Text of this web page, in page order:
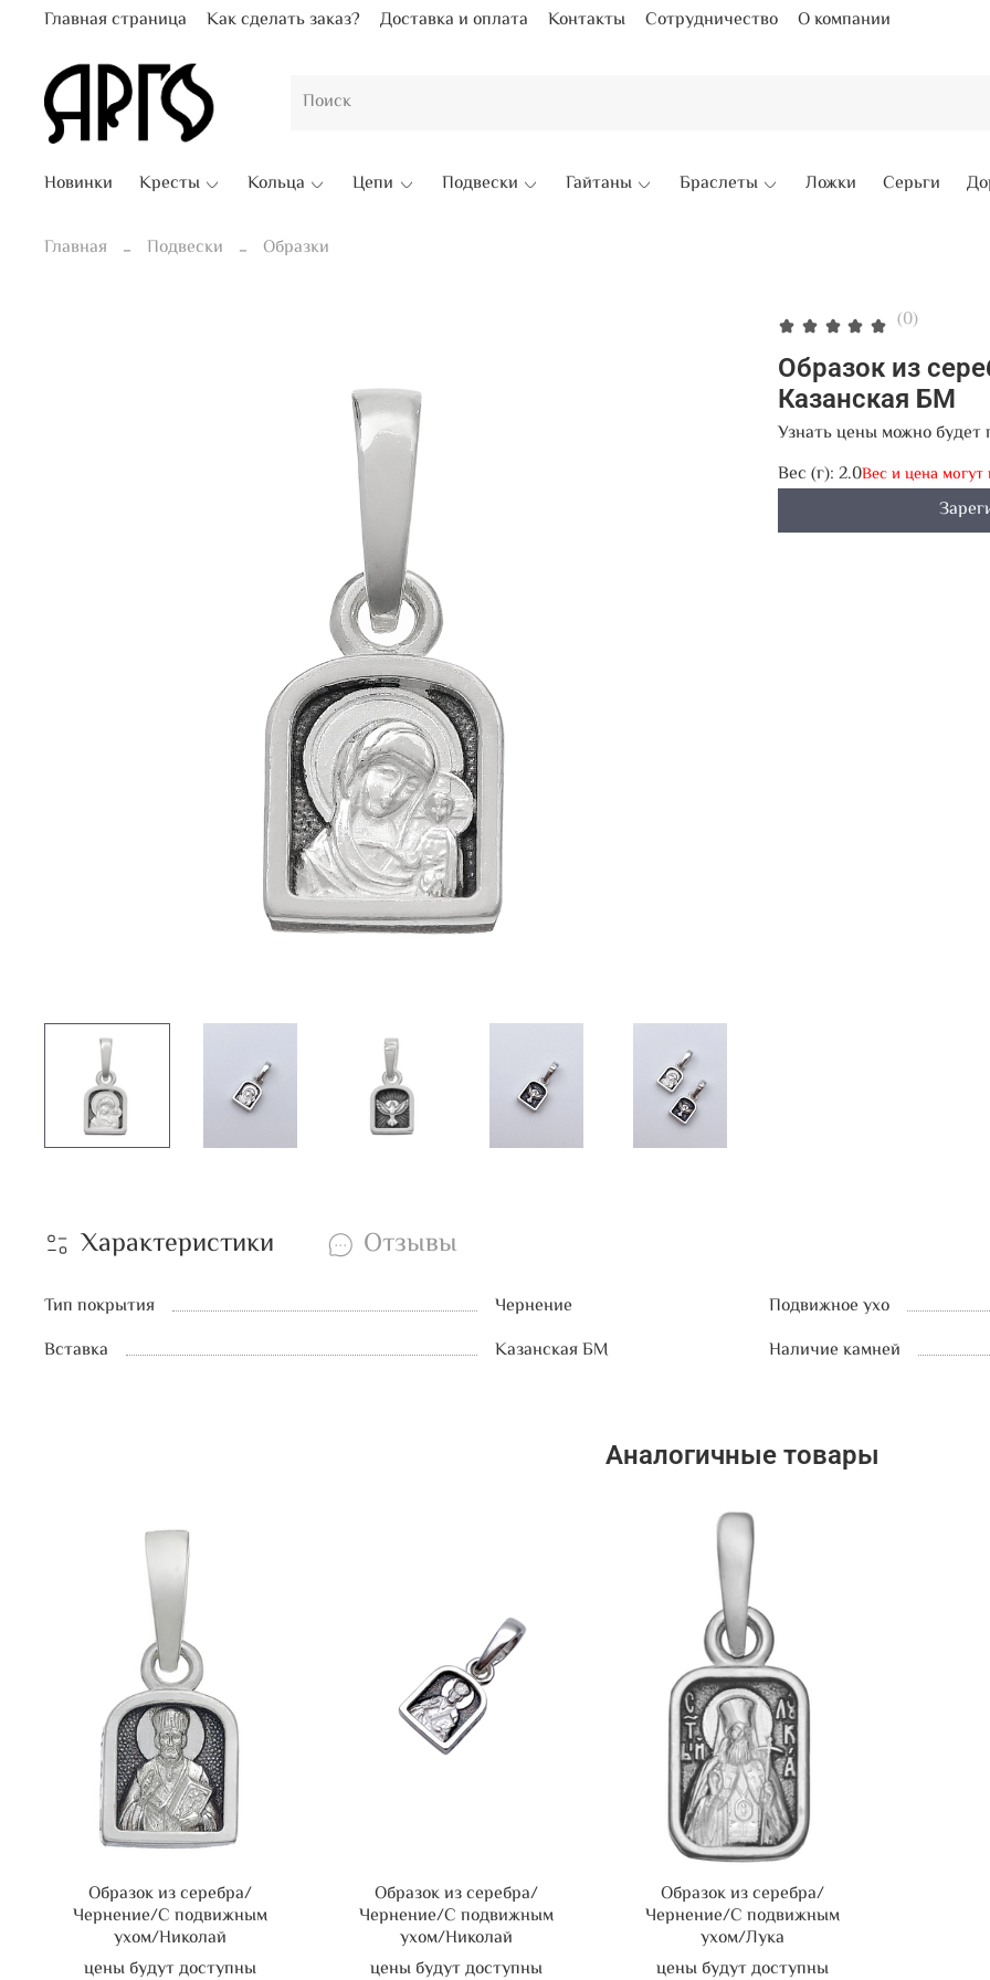
Главная страница Как сделать заказ? Доставка и оплата Контакты Сотрудничество О компании
Новинки Кресты Кольца Цепи Подвески Гайтаны Браслеты Ложки Серьги
Главная Подвески Образки
(0)
Образок из
Казанская БМ
Узнать цены можно будет
Вес (г): 2.0Вес и цена могут
Характеристики Отзывы
Тип покрытия Чернение Подвижное ухо
Вставка
Казанская БМ Наличие камней
Аналогичные товары
Образок из серебра/
Чернение/С подвижным
ухом/Николай
цены будут доступны
Образок из серебра/
Чернение/С подвижным
ухом/Николай
цены будут доступны
Образок из серебра/
Чернение/С подвижным
ухом/Лука
цены будут доступны